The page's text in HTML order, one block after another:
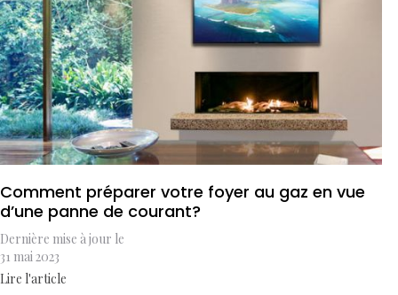
Comment préparer votre foyer au gaz en vue
d’une panne de courant?
Dernière mise à jour le
31 mai 2023
Lire l'article